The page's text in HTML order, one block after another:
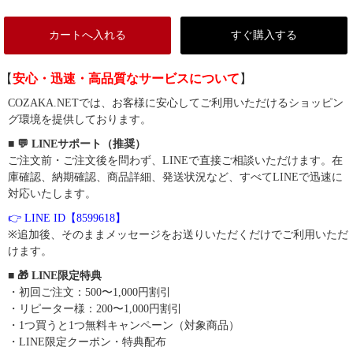
カートへ入れる すぐ購入する
【安心・迅速・高品質なサービスについて 】
COZAKA.NETでは、お客様に安心してご利用いただけるショッピン
グ環境を提供しております。
■ 💬 LINEサポート（推奨）
ご注文前・ご注文後を問わず、LINEで直接ご相談いただけます。在
庫確認、納期確認、商品詳細、発送状況など、すべてLINEで迅速に
対応いたします。
👉 LINE ID【8599618】
※追加後、そのままメッセージをお送りいただくだけでご利用いただ
けます。
■ 🎁 LINE限定特典
・初回ご注文：500〜1,000円割引
・リピーター様：200〜1,000円割引
・1つ買うと1つ無料キャンペーン（対象商品）
・LINE限定クーポン・特典配布